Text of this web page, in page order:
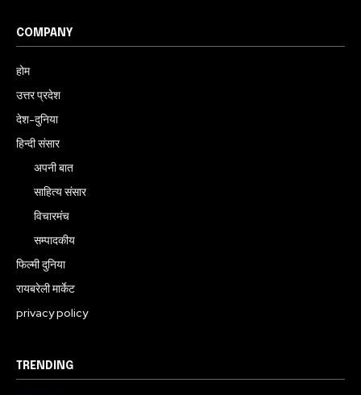
COMPANY
होम
उत्तर प्रदेश
देश-दुनिया
हिन्दी संसार
अपनी बात
साहित्य संसार
विचारमंच
सम्पादकीय
फिल्मी दुनिया
रायबरेली मार्केट
privacy policy
TRENDING